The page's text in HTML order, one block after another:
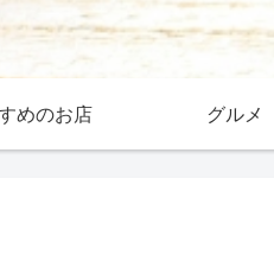
めのお店 グルメ